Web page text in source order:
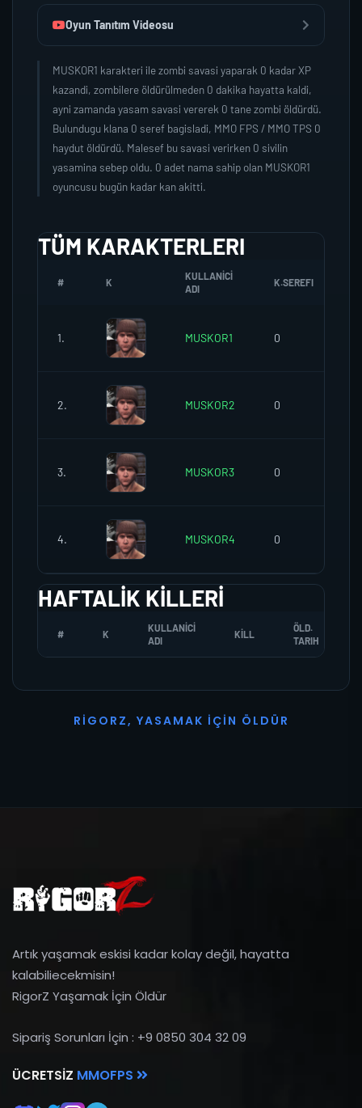
Oyun Tanıtım Videosu
MUSKOR1 karakteri ile zombi savasi yaparak 0 kadar XP
kazandi, zombilere öldürülmeden 0 dakika hayatta kaldi,
ayni zamanda yasam savasi vererek 0 tane zombi öldürdü.
Bulundugu klana 0 seref bagisladi, MMO FPS / MMO TPS 0
haydut öldürdü. Malesef bu savasi verirken 0 sivilin
yasamina sebep oldu. 0 adet nama sahip olan MUSKOR1
oyuncusu bugün kadar kan akitti.
TÜM KARAKTERLERI
# K
KULLANICI
ADI
K.SEREFI
1. MUSKOR1 0
2. MUSKOR2 0
3. MUSKOR3 0
4. MUSKOR4 0
HAFTALIK KILLERI
# K
KULLANICI
ADI
KILL
ÖLD.
TARIH
R I G O R Z, YASAMAK İ ÇI N Ö L D Ü R
Artık yaşamak eskisi kadar kolay değil, hayatta
kalabiliecekmisin!
RigorZ Yaşamak İçin Öldür
Sipariş Sorunları İçin : +9 0850 304 32 09
ÜCRETSIZ MMOFPS